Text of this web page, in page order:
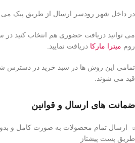
در داخل شهر رودسر ارسال از طریق پیک می
می توانید دریافت حضوری هم انتخاب کنید
روم میترا مارکا دریافت نمایید.
تمامی این روش ها در سبد خرید در دسترس
قید می شوند.
ضمانت های ارسال و قوانین
ارسال تمام محصولات به صورت کامل و
طریق پست پیشتاز